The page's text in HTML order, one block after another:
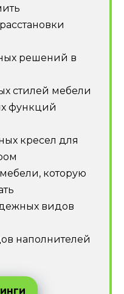
решений в
стилей мебели
функций
кресел для
которую
видов
наполнителей